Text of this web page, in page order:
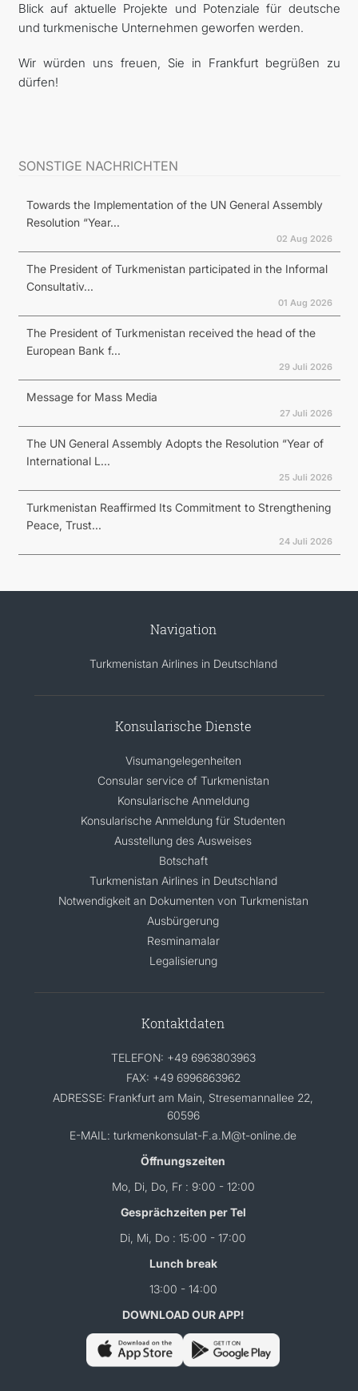
Blick auf aktuelle Projekte und Potenziale für deutsche
und turkmenische Unternehmen geworfen werden.
Wir würden uns freuen, Sie in Frankfurt begrüßen zu
dürfen!
SONSTIGE NACHRICHTEN
Towards the Implementation of the UN General Assembly
Resolution “Year...
02 Aug 2026
The President of Turkmenistan participated in the Informal
Consultativ...
01 Aug 2026
The President of Turkmenistan received the head of the
European Bank f...
29 Juli 2026
Message for Mass Media
27 Juli 2026
The UN General Assembly Adopts the Resolution “Year of
International L...
25 Juli 2026
Turkmenistan Reaffirmed Its Commitment to Strengthening
Peace, Trust...
24 Juli 2026
Navigation
Turkmenistan Airlines in Deutschland
Konsularische Dienste
Visumangelegenheiten
Consular service of Turkmenistan
Konsularische Anmeldung
Konsularische Anmeldung für Studenten
Ausstellung des Ausweises
Botschaft
Turkmenistan Airlines in Deutschland
Notwendigkeit an Dokumenten von Turkmenistan
Ausbürgerung
Resminamalar
Legalisierung
Kontaktdaten
TELEFON: +49 6963803963
FAX: +49 6996863962
ADRESSE: Frankfurt am Main, Stresemannallee 22,
60596
E-MAIL: turkmenkonsulat-F.a.M@t-online.de
Öffnungszeiten
Mo, Di, Do, Fr : 9:00 - 12:00
Gesprächzeiten per Tel
Di, Mi, Do : 15:00 - 17:00
Lunch break
13:00 - 14:00
DOWNLOAD OUR APP!